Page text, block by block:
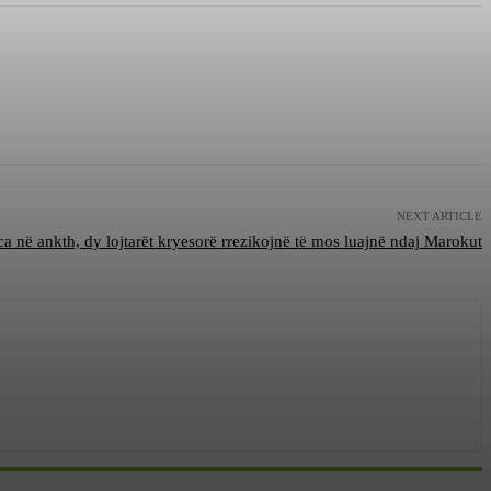
NEXT ARTICLE
në ankth, dy lojtarët kryesorë rrezikojnë të mos luajnë ndaj Marokut